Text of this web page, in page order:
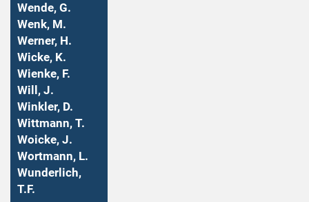
Wende, G.
Wenk, M.
Werner, H.
Wicke, K.
Wienke, F.
Will, J.
Winkler, D.
Wittmann, T.
Woicke, J.
Wortmann, L.
Wunderlich,
T.F.